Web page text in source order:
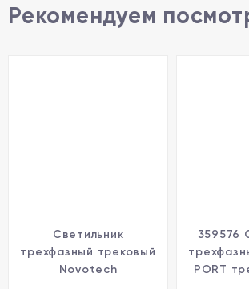
Рекомендуем
Светильник
трехфазный трековый
Novotech
359576
PORT